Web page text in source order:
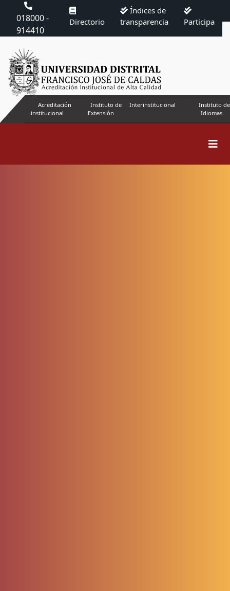
018000 -
914410
Directorio
Índices de
transparencia
Participa
Acreditación
institucional
Instituto de
Extensión
Interinstitucional
Instituto de
Idiomas